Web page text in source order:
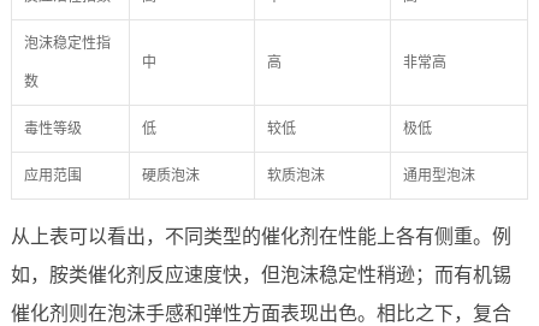
泡沫稳定性指
数
中 高 非常高
毒性等级 低 较低 极低
应用范围 硬质泡沫 软质泡沫 通用型泡沫
从上表可以看出，不同类型的催化剂在性能上各有侧重。例
如，胺类催化剂反应速度快，但泡沫稳定性稍逊；而有机锡
催化剂则在泡沫手感和弹性方面表现出色。相比之下，复合